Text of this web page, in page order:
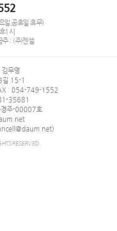
일,공휴일 휴무)
1시
주 : (주)젠셀
김무영
길 15-1
: 054-749-1552
35681
경주-00007호
RESERVED.